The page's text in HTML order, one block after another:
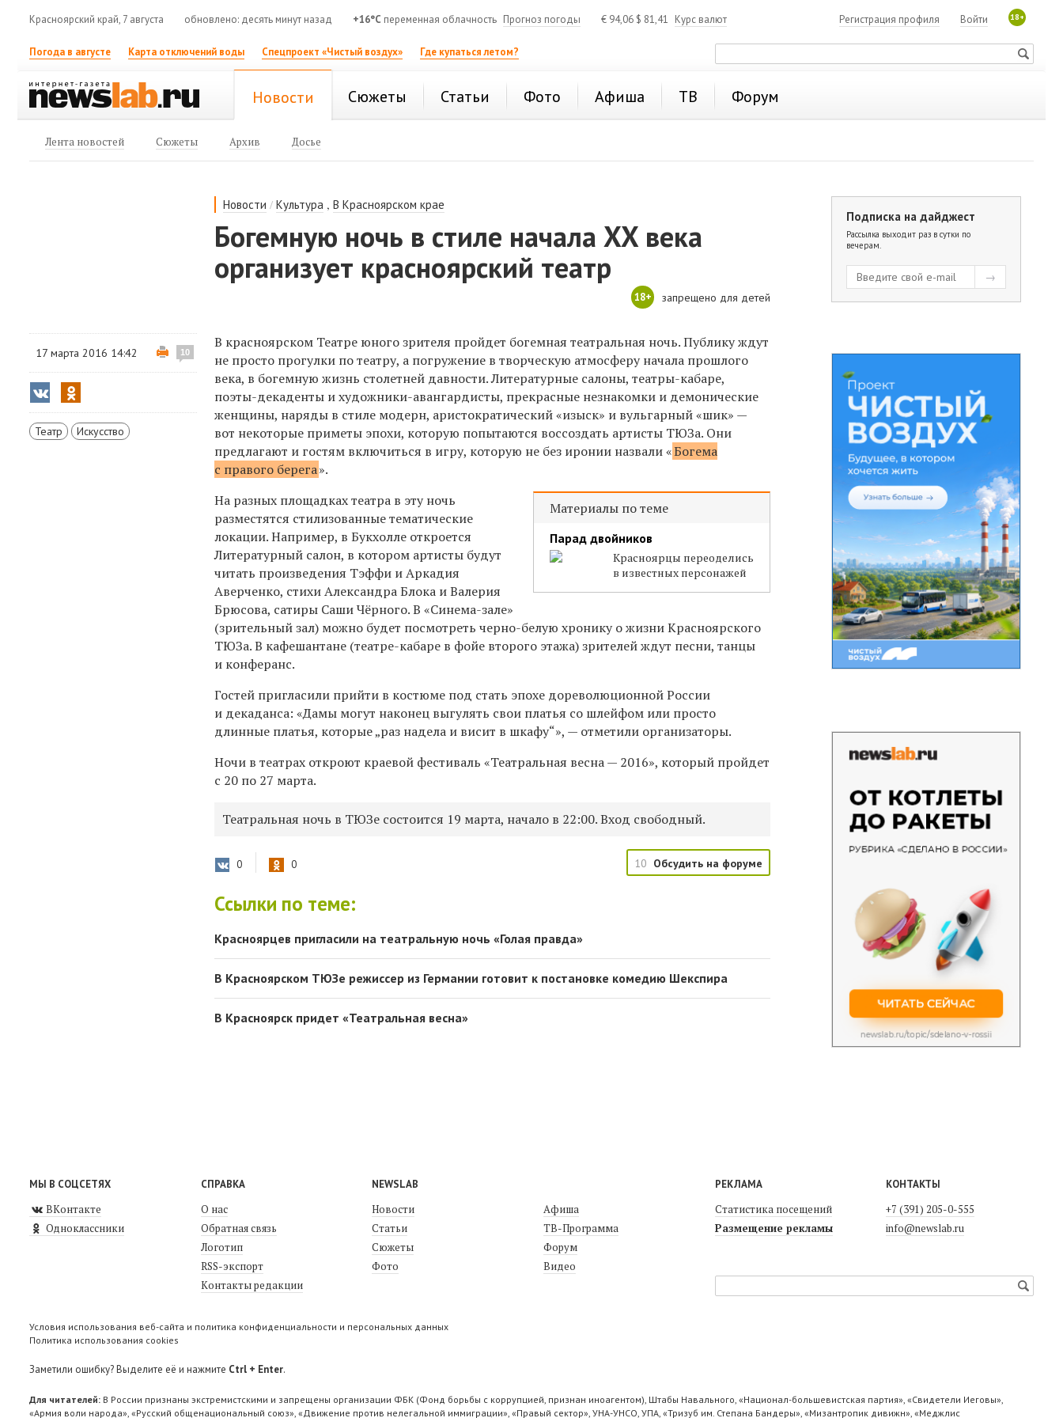
Красноярский край, 7 августа обновлено: десять минут назад +16°C переменная облачность Прогноз погоды € 94,06 $ 81,41 Курс валют 18+
Войти
Регистрация профиля
Погода в августе Карта отключений воды Спецпроект «Чистый воздух» Где купаться летом?
Новости Сюжеты Статьи Фото Афиша ТВ Форум
Лента новостей Сюжеты Архив Досье
Новости /Культура ,В Красноярском крае
Богемную ночь в стиле начала XX века
организует красноярский театр
18+ запрещено для детей
17 марта 2016 14:42 10
Театр Искусство
В красноярском Театре юного зрителя пройдет богемная театральная ночь. Публику ждут
не просто прогулки по театру, а погружение в творческую атмосферу начала прошлого
века, в богемную жизнь столетней давности. Литературные салоны, театры-кабаре,
поэты-декаденты и художники-авангардисты, прекрасные незнакомки и демонические
женщины, наряды в стиле модерн, аристократический «изыск» и вульгарный «шик» —
вот некоторые приметы эпохи, которую попытаются воссоздать артисты ТЮЗа. Они
предлагают и гостям включиться в игру, которую не без иронии назвали «Богема
с правого берега».
Материалы по теме
Парад двойников
Красноярцы переоделись
в известных персонажей
На разных площадках театра в эту ночь
разместятся стилизованные тематические
локации. Например, в Букхолле откроется
Литературный салон, в котором артисты будут
читать произведения Тэффи и Аркадия
Аверченко, стихи Александра Блока и Валерия
Брюсова, сатиры Саши Чёрного. В «Синема-зале»
(зрительный зал) можно будет посмотреть черно-белую хронику о жизни Красноярского
ТЮЗа. В кафешантане (театре-кабаре в фойе второго этажа) зрителей ждут песни, танцы
и конферанс.
Гостей пригласили прийти в костюме под стать эпохе дореволюционной России
и декаданса: «Дамы могут наконец выгулять свои платья со шлейфом или просто
длинные платья, которые „раз надела и висит в шкафу“», — отметили организаторы.
Ночи в театрах откроют краевой фестиваль «Театральная весна — 2016», который пройдет
с 20 по 27 марта.
Театральная ночь в ТЮЗе состоится 19 марта, начало в 22:00. Вход свободный.
0 0 10 Обсудить на форуме
Ссылки по теме:
Красноярцев пригласили на театральную ночь «Голая правда»
В Красноярском ТЮЗе режиссер из Германии готовит к постановке комедию Шекспира
В Красноярск придет «Театральная весна»
Подписка на дайджест
Рассылка выходит раз в сутки по
вечерам.
МЫ В СОЦСЕТЯХ
ВКонтакте
Одноклассники
СПРАВКА
О нас
Обратная связь
Логотип
RSS-экспорт
Контакты редакции
NEWSLAB
Новости
Статьи
Сюжеты
Фото
Афиша
ТВ-Программа
Форум
Видео
РЕКЛАМА
Статистика посещений
Размещение рекламы
КОНТАКТЫ
+7 (391) 205-0-555
info@newslab.ru
Условия использования веб-сайта и политика конфиденциальности и персональных данных
Политика использования cookies
Заметили ошибку? Выделите её и нажмите Ctrl + Enter.
Для читателей: В России признаны экстремистскими и запрещены организации ФБК (Фонд борьбы с коррупцией, признан иноагентом), Штабы Навального, «Национал-большевистская партия», «Свидетели Иеговы»,
«Армия воли народа», «Русский общенациональный союз», «Движение против нелегальной иммиграции», «Правый сектор», УНА-УНСО, УПА, «Тризуб им. Степана Бандеры», «Мизантропик дивижн», «Меджлис